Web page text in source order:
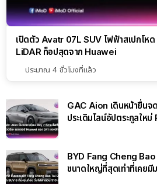
เปิดตัว Avatr 07L SUV ไฟฟ้าสเปกโหด
LiDAR ท็อปสุดจาก Huawei
ประมาณ 4 ชั่วโมงที่แล้ว
GAC Aion เดินหน้ายื่นจ
ประเดิมไลน์อัปตระกูลให
BYD Fang Cheng
ขนาดใหญ่ที่สุดเท่าที่เคยมี